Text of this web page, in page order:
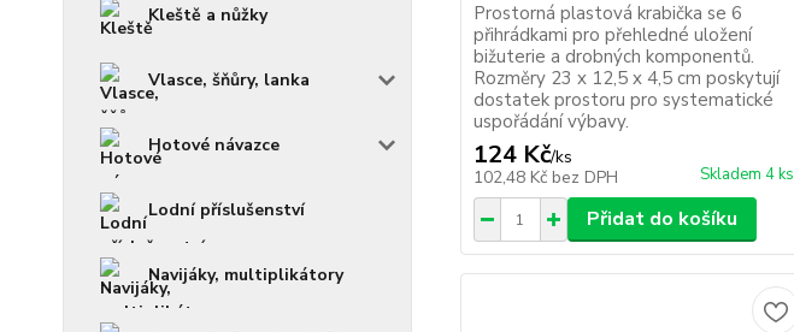
Kleště a nůžky
Vlasce, šňůry, lanka
Hotové návazce
Lodní příslušenství
Navijáky, multiplikátory
Prostorná plastová krabička se 6
přihrádkami pro přehledné uložení
bižuterie a drobných komponentů.
Rozměry 23 x 12,5 x 4,5 cm poskytují
dostatek prostoru pro systematické
uspořádání výbavy.
124 Kč/ks
102,48 Kč bez DPH Skladem 4 ks
Přidat do košíku